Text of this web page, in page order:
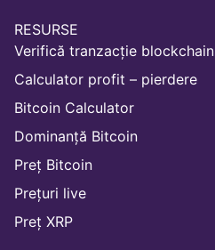
RESURSE
Verifică tranzacție blockchain
Calculator profit – pierdere
Bitcoin Calculator
Dominanță Bitcoin
Preț Bitcoin
Prețuri live
Preț XRP